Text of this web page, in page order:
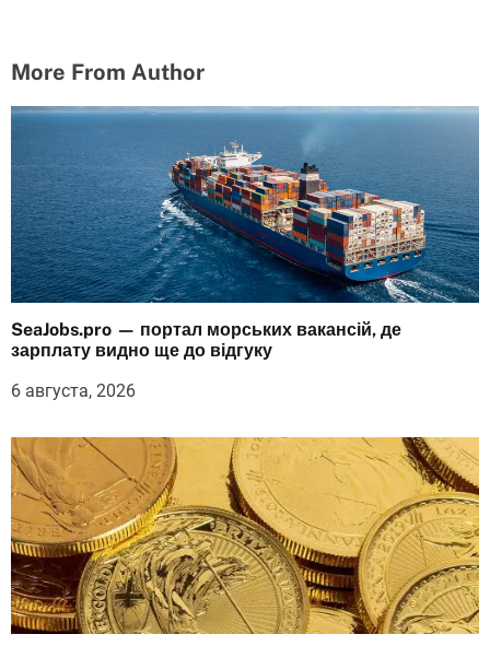
More From Author
SeaJobs.pro — портал морських вакансій, де
зарплату видно ще до відгуку
6 августа, 2026